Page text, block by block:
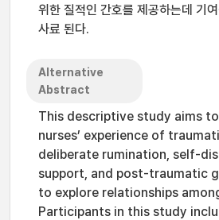
위한 질적인 간호를 제공하는데 기
사료 된다.
Alternative
Abstract
This descriptive study aims
nurses’ experience of
deliberate rumination, self-
support, and post-traumatic
to explore relationships
Participants in this study